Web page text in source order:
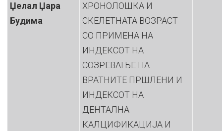
Џелал Џара
Будима
ХРОНОЛОШКА И
СКЕЛЕТНАТА ВОЗРАСТ
СО ПРИМЕНА НА
ИНДЕКСОТ НА
СОЗРЕВАЊЕ НА
ВРАТНИТЕ ПРШЛЕНИ И
ИНДЕКСОТ НА
ДЕНТАЛНА
КАЛЦИФИКАЦИЈА И